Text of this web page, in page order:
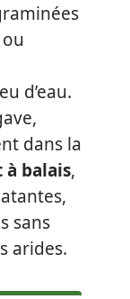
ou
d’eau.
dans la
à balais,
sans
arides.